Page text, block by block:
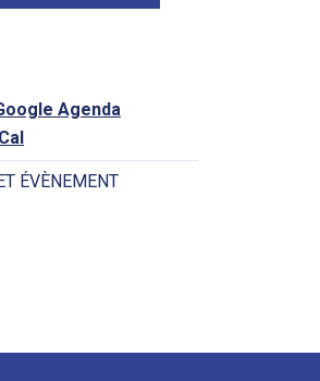
Agenda
ÉVÈNEMENT